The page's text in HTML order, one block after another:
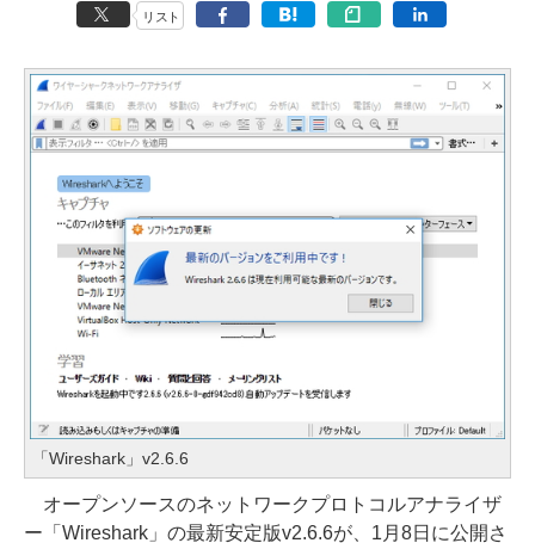
リスト
「Wireshark」v2.6.6
オープンソースのネットワークプロトコルアナライザ
ー「Wireshark」の最新安定版v2.6.6が、1月8日に公開さ